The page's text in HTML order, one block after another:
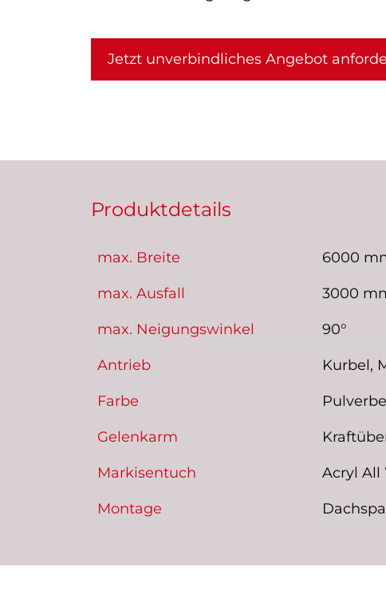
Jetzt unverbindliches Angebot
Produktdetails
max. Breite 6000
max. Ausfall 3000
max. Neigungswinkel 90°
Antrieb Kurbel,
Farbe
Gelenkarm
Markisentuch Acryl All
Montage